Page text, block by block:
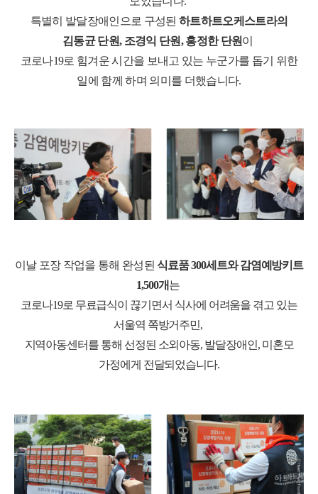
특별히 발달장애인으로 구성된 하트하트오케스트라의
김동균 단원, 조경익 단원,홍정한 단원이
코로나19로 힘겨운 시간을 보내고 있는 누군가를 돕기 위한
일에 함께 하며 의미를 더했습니다.
이날 포장 작업을 통해 완성된 식료품300세트와 감염예방키트
1,500개는
코로나19로 무료급식이 끊기면서 식사에 어려움을 겪고 있는
서울역 쪽방거주민,
지역아동센터를 통해 선정된 소외아동, 발달장애인, 미혼모
가정에게 전달되었습니다.